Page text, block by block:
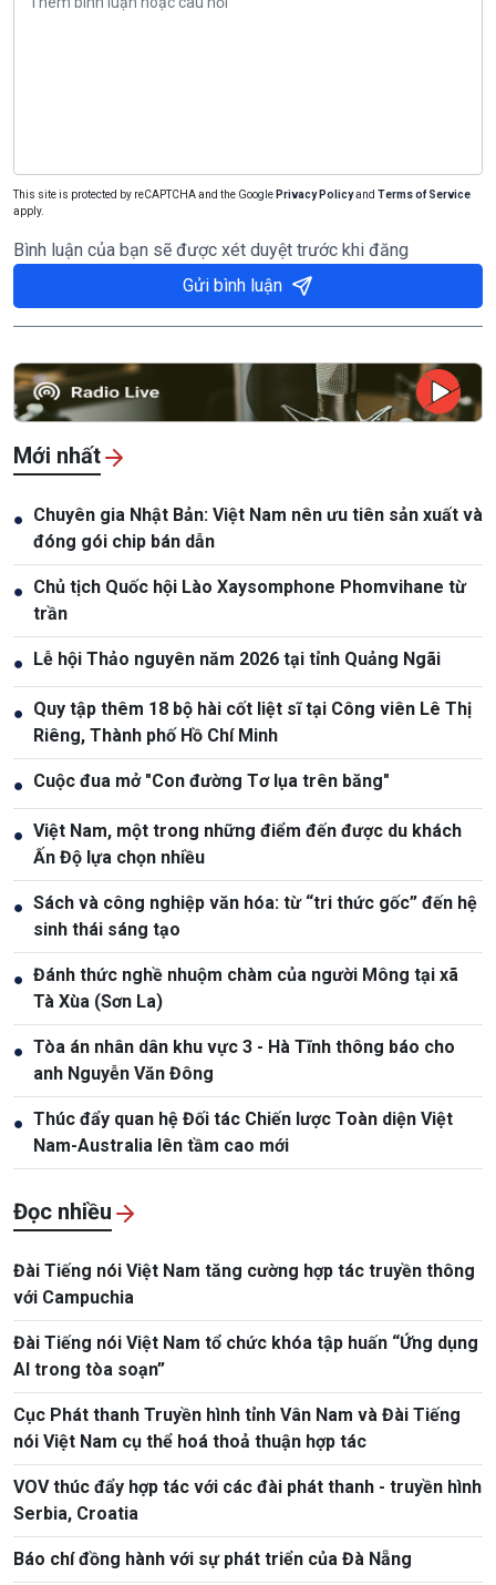
This site is protected by reCAPTCHA and the Google Privacy Policyand Terms of Service
apply.
Bình luận của bạn sẽ được xét duyệt trước khi đăng
Gửi bình luận
Mới nhất
● Chuyên gia Nhật Bản: Việt Nam nên ưu tiên sản xuất và
đóng gói chip bán dẫn
● Chủ tịch Quốc hội Lào Xaysomphone Phomvihane từ
trần
● Lễ hội Thảo nguyên năm 2026 tại tỉnh Quảng Ngãi
● Quy tập thêm 18 bộ hài cốt liệt sĩ tại Công viên Lê Thị
Riêng, Thành phố Hồ Chí Minh
● Cuộc đua mở "Con đường Tơ lụa trên băng"
● Việt Nam, một trong những điểm đến được du khách
Ấn Độ lựa chọn nhiều
● Sách và công nghiệp văn hóa: từ “tri thức gốc” đến hệ
sinh thái sáng tạo
● Đánh thức nghề nhuộm chàm của người Mông tại xã
Tà Xùa (Sơn La)
● Tòa án nhân dân khu vực 3 - Hà Tĩnh thông báo cho
anh Nguyễn Văn Đông
● Thúc đẩy quan hệ Đối tác Chiến lược Toàn diện Việt
Nam-Australia lên tầm cao mới
Đọc nhiều
Đài Tiếng nói Việt Nam tăng cường hợp tác truyền thông
với Campuchia
Đài Tiếng nói Việt Nam tổ chức khóa tập huấn “Ứng dụng
AI trong tòa soạn”
Cục Phát thanh Truyền hình tỉnh Vân Nam và Đài Tiếng
nói Việt Nam cụ thể hoá thoả thuận hợp tác
VOV thúc đẩy hợp tác với các đài phát thanh - truyền hình
Serbia, Croatia
Báo chí đồng hành với sự phát triển của Đà Nẵng